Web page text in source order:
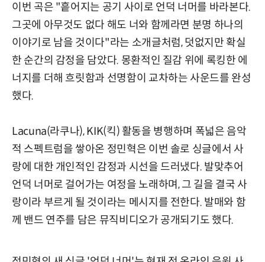
이번 곡은 "흩어지는 공기 사이로 언덕 너머를 바라본다.
그곳에 아무것도 없다 해도 너와 함께라면 분명 하나의
이야기로 남을 것이다"라는 소개글처럼, 덧없지만 확실
한 순간의 감정을 담았다. 몽환적인 질감 위에 록킹한 에
너지를 더해 흐릿함과 선명함이 교차하는 사운드를 완성
했다.
Lacuna(라쿠나), KIK(킥) 활동을 병행하며 폭넓은 음악
적 스펙트럼을 쌓아온 정민혁은 이번 솔로 싱글에서 사
랑에 대한 개인적인 감정과 시선을 드러냈다. 발맞추어
언덕 너머로 걸어가는 여정을 노래하며, 그 길을 결국 사
랑이라 부르게 될 것이라는 메시지를 전한다. 발매와 함
께 밴드 연주를 담은 뮤직비디오가 공개되기도 했다.